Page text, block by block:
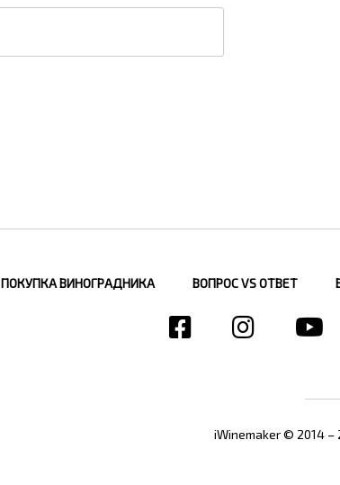
ПОКУПКА ВИНОГРАДНИКА ВОПРОС VS ОТВЕТ
iWinemaker © 2014